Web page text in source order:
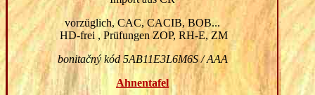
vorzüglich, CAC, CACIB, BOB...
HD-frei , Prüfungen ZOP, RH-E, ZM
bonitačný kód 5AB11E3L6M6S / AAA
Ahnentafel